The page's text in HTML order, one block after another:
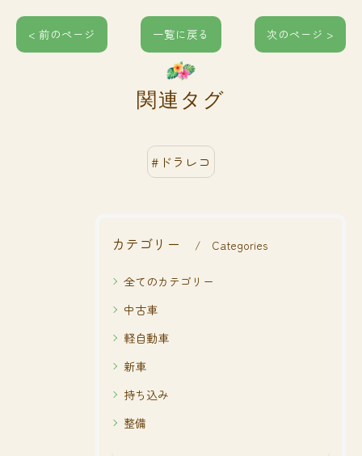
< 前のページ 一覧に戻る 次のページ >
関連タグ
#ドラレコ
カテゴリー Categories
全てのカテゴリー
中古車
軽自動車
新車
持ち込み
整備